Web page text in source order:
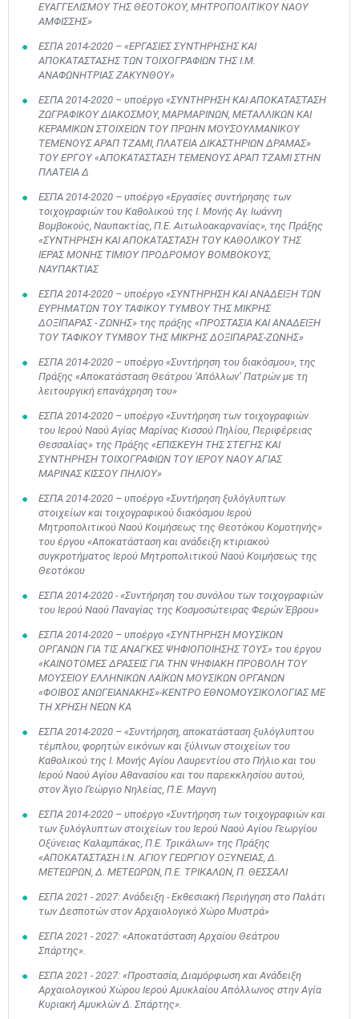
ΕΥΑΓΓΕΛΙΣΜΟΥ ΤΗΣ ΘΕΟΤΟΚΟΥ, ΜΗΤΡΟΠΟΛΙΤΙΚΟΥ ΝΑΟΥ
ΑΜΦΙΣΣΗΣ»
ΕΣΠΑ 2014-2020 – «ΕΡΓΑΣΙΕΣ ΣΥΝΤΗΡΗΣΗΣ ΚΑΙ
ΑΠΟΚΑΤΑΣΤΑΣΗΣ ΤΩΝ ΤΟΙΧΟΓΡΑΦΙΩΝ ΤΗΣ Ι.Μ.
ΑΝΑΦΩΝΗΤΡΙΑΣ ΖΑΚΥΝΘΟΥ»
ΕΣΠΑ 2014-2020 – υποέργο «ΣΥΝΤΗΡΗΣΗ ΚΑΙ ΑΠΟΚΑΤΑΣΤΑΣΗ
ΖΩΓΡΑΦΙΚΟΥ ΔΙΑΚΟΣΜΟΥ, ΜΑΡΜΑΡΙΝΩΝ, ΜΕΤΑΛΛΙΚΩΝ ΚΑΙ
ΚΕΡΑΜΙΚΩΝ ΣΤΟΙΧΕΙΩΝ ΤΟΥ ΠΡΩΗΝ ΜΟΥΣΟΥΛΜΑΝΙΚΟΥ
ΤΕΜΕΝΟΥΣ ΑΡΑΠ ΤΖΑΜΙ, ΠΛΑΤΕΙΑ ΔΙΚΑΣΤΗΡΙΩΝ ΔΡΑΜΑΣ»
ΤΟΥ ΕΡΓΟΥ «ΑΠΟΚΑΤΑΣΤΑΣΗ ΤΕΜΕΝΟΥΣ ΑΡΑΠ ΤΖΑΜΙ ΣΤΗΝ
ΠΛΑΤΕΙΑ Δ
ΕΣΠΑ 2014-2020 – υποέργο «Εργασίες συντήρησης των
τοιχογραφιών του Καθολικού της Ι. Μονής Αγ. Ιωάννη
Βομβοκούς, Ναυπακτίας, Π.Ε. Αιτωλοακαρνανίας», της Πράξης
«ΣΥΝΤΗΡΗΣΗ ΚΑΙ ΑΠΟΚΑΤΑΣΤΑΣΗ ΤΟΥ ΚΑΘΟΛΙΚΟΥ ΤΗΣ
ΙΕΡΑΣ ΜΟΝΗΣ ΤΙΜΙΟΥ ΠΡΟΔΡΟΜΟΥ ΒΟΜΒΟΚΟΥΣ,
ΝΑΥΠΑΚΤΙΑΣ
ΕΣΠΑ 2014-2020 – υποέργο «ΣΥΝΤΗΡΗΣΗ ΚΑΙ ΑΝΑΔΕΙΞΗ ΤΩΝ
ΕΥΡΗΜΑΤΩΝ ΤΟΥ ΤΑΦΙΚΟΥ ΤΥΜΒΟΥ ΤΗΣ ΜΙΚΡΗΣ
ΔΟΞΙΠΑΡΑΣ - ΖΩΝΗΣ» της πράξης «ΠΡΟΣΤΑΣΙΑ ΚΑΙ ΑΝΑΔΕΙΞΗ
ΤΟΥ ΤΑΦΙΚΟΥ ΤΥΜΒΟΥ ΤΗΣ ΜΙΚΡΗΣ ΔΟΞΙΠΑΡΑΣ-ΖΩΝΗΣ»
ΕΣΠΑ 2014-2020 – υποέργο «Συντήρηση του διακόσμου», της
Πράξης «Αποκατάσταση Θεάτρου ‘Απόλλων’ Πατρών με τη
λειτουργική επανάχρηση του»
ΕΣΠΑ 2014-2020 – υποέργο «Συντήρηση των τοιχογραφιών
του Ιερού Ναού Αγίας Μαρίνας Κισσού Πηλίου, Περιφέρειας
Θεσσαλίας» της Πράξης «ΕΠΙΣΚΕΥΗ ΤΗΣ ΣΤΕΓΗΣ ΚΑΙ
ΣΥΝΤΗΡΗΣΗ ΤΟΙΧΟΓΡΑΦΙΩΝ ΤΟΥ ΙΕΡΟΥ ΝΑΟΥ ΑΓΙΑΣ
ΜΑΡΙΝΑΣ ΚΙΣΣΟΥ ΠΗΛΙΟΥ»
ΕΣΠΑ 2014-2020 – υποέργο «Συντήρηση ξυλόγλυπτων
στοιχείων και τοιχογραφικού διακόσμου Ιερού
Μητροπολιτικού Ναού Κοιμήσεως της Θεοτόκου Κομοτηνής»
του έργου «Αποκατάσταση και ανάδειξη κτιριακού
συγκροτήματος Ιερού Μητροπολιτικού Ναού Κοιμήσεως της
Θεοτόκου
ΕΣΠΑ 2014-2020 - «Συντήρηση του συνόλου των τοιχογραφιών
του Ιερού Ναού Παναγίας της Κοσμοσώτειρας Φερών Έβρου»
ΕΣΠΑ 2014-2020 – υποέργο «ΣΥΝΤΗΡΗΣΗ ΜΟΥΣΙΚΩΝ
ΟΡΓΑΝΩΝ ΓΙΑ ΤΙΣ ΑΝΑΓΚΕΣ ΨΗΦΙΟΠΟΙΗΣΗΣ ΤΟΥΣ» του έργου
«ΚΑΙΝΟΤΟΜΕΣ ΔΡΑΣΕΙΣ ΓΙΑ ΤΗΝ ΨΗΦΙΑΚΗ ΠΡΟΒΟΛΗ ΤΟΥ
ΜΟΥΣΕΙΟΥ ΕΛΛΗΝΙΚΩΝ ΛΑΪΚΩΝ ΜΟΥΣΙΚΩΝ ΟΡΓΑΝΩΝ
«ΦΟΙΒΟΣ ΑΝΩΓΕΙΑΝΑΚΗΣ»-ΚΕΝΤΡΟ ΕΘΝΟΜΟΥΣΙΚΟΛΟΓΙΑΣ ΜΕ
ΤΗ ΧΡΗΣΗ ΝΕΩΝ ΚΑ
ΕΣΠΑ 2014-2020 – «Συντήρηση, αποκατάσταση ξυλόγλυπτου
τέμπλου, φορητών εικόνων και ξύλινων στοιχείων του
Καθολικού της Ι. Μονής Αγίου Λαυρεντίου στο Πήλιο και του
Ιερού Ναού Αγίου Αθανασίου και του παρεκκλησίου αυτού,
στον Άγιο Γεώργιο Νηλείας, Π.Ε. Μαγνη
ΕΣΠΑ 2014-2020 – υποέργο «Συντήρηση των τοιχογραφιών και
των ξυλόγλυπτων στοιχείων του Ιερού Ναού Αγίου Γεωργίου
Οξύνειας Καλαμπάκας, Π.Ε. Τρικάλων» της Πράξης
«ΑΠΟΚΑΤΑΣΤΑΣΗ Ι.Ν. ΑΓΙΟΥ ΓΕΩΡΓΙΟΥ ΟΞΥΝΕΙΑΣ, Δ.
ΜΕΤΕΩΡΩΝ, Δ. ΜΕΤΕΩΡΩΝ, Π.Ε. ΤΡΙΚΑΛΩΝ, Π. ΘΕΣΣΑΛΙ
ΕΣΠΑ 2021 - 2027: Ανάδειξη - Εκθεσιακή Περιήγηση στο Παλάτι
των Δεσποτών στον Αρχαιολογικό Χώρο Μυστρά»
ΕΣΠΑ 2021 - 2027: «Αποκατάσταση Αρχαίου Θεάτρου
Σπάρτης».
ΕΣΠΑ 2021 - 2027: «Προστασία, Διαμόρφωση και Ανάδειξη
Αρχαιολογικού Χώρου Ιερού Αμυκλαίου Απόλλωνος στην Αγία
Κυριακή Αμυκλών Δ. Σπάρτης».